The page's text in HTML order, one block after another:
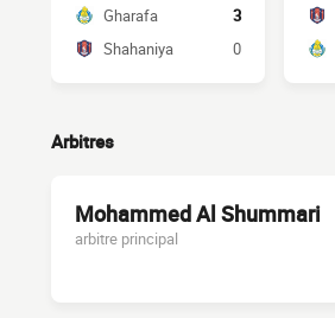
Gharafa
3
Shahaniya
0
Arbitres
Mohammed Al Shummari
arbitre principal